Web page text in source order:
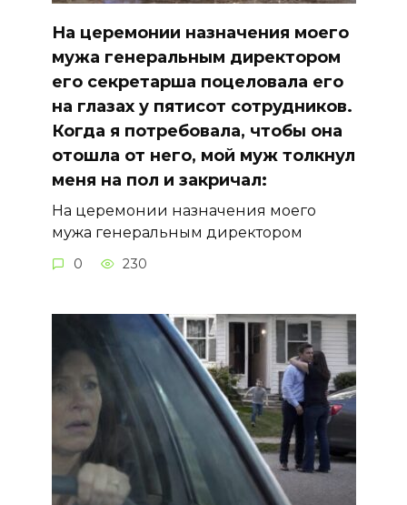
На церемонии назначения моего
мужа генеральным директором
его секретарша поцеловала его
на глазах у пятисот сотрудников.
Когда я потребовала, чтобы она
отошла от него, мой муж толкнул
меня на пол и закричал:
На церемонии назначения моего
мужа генеральным директором
0 230